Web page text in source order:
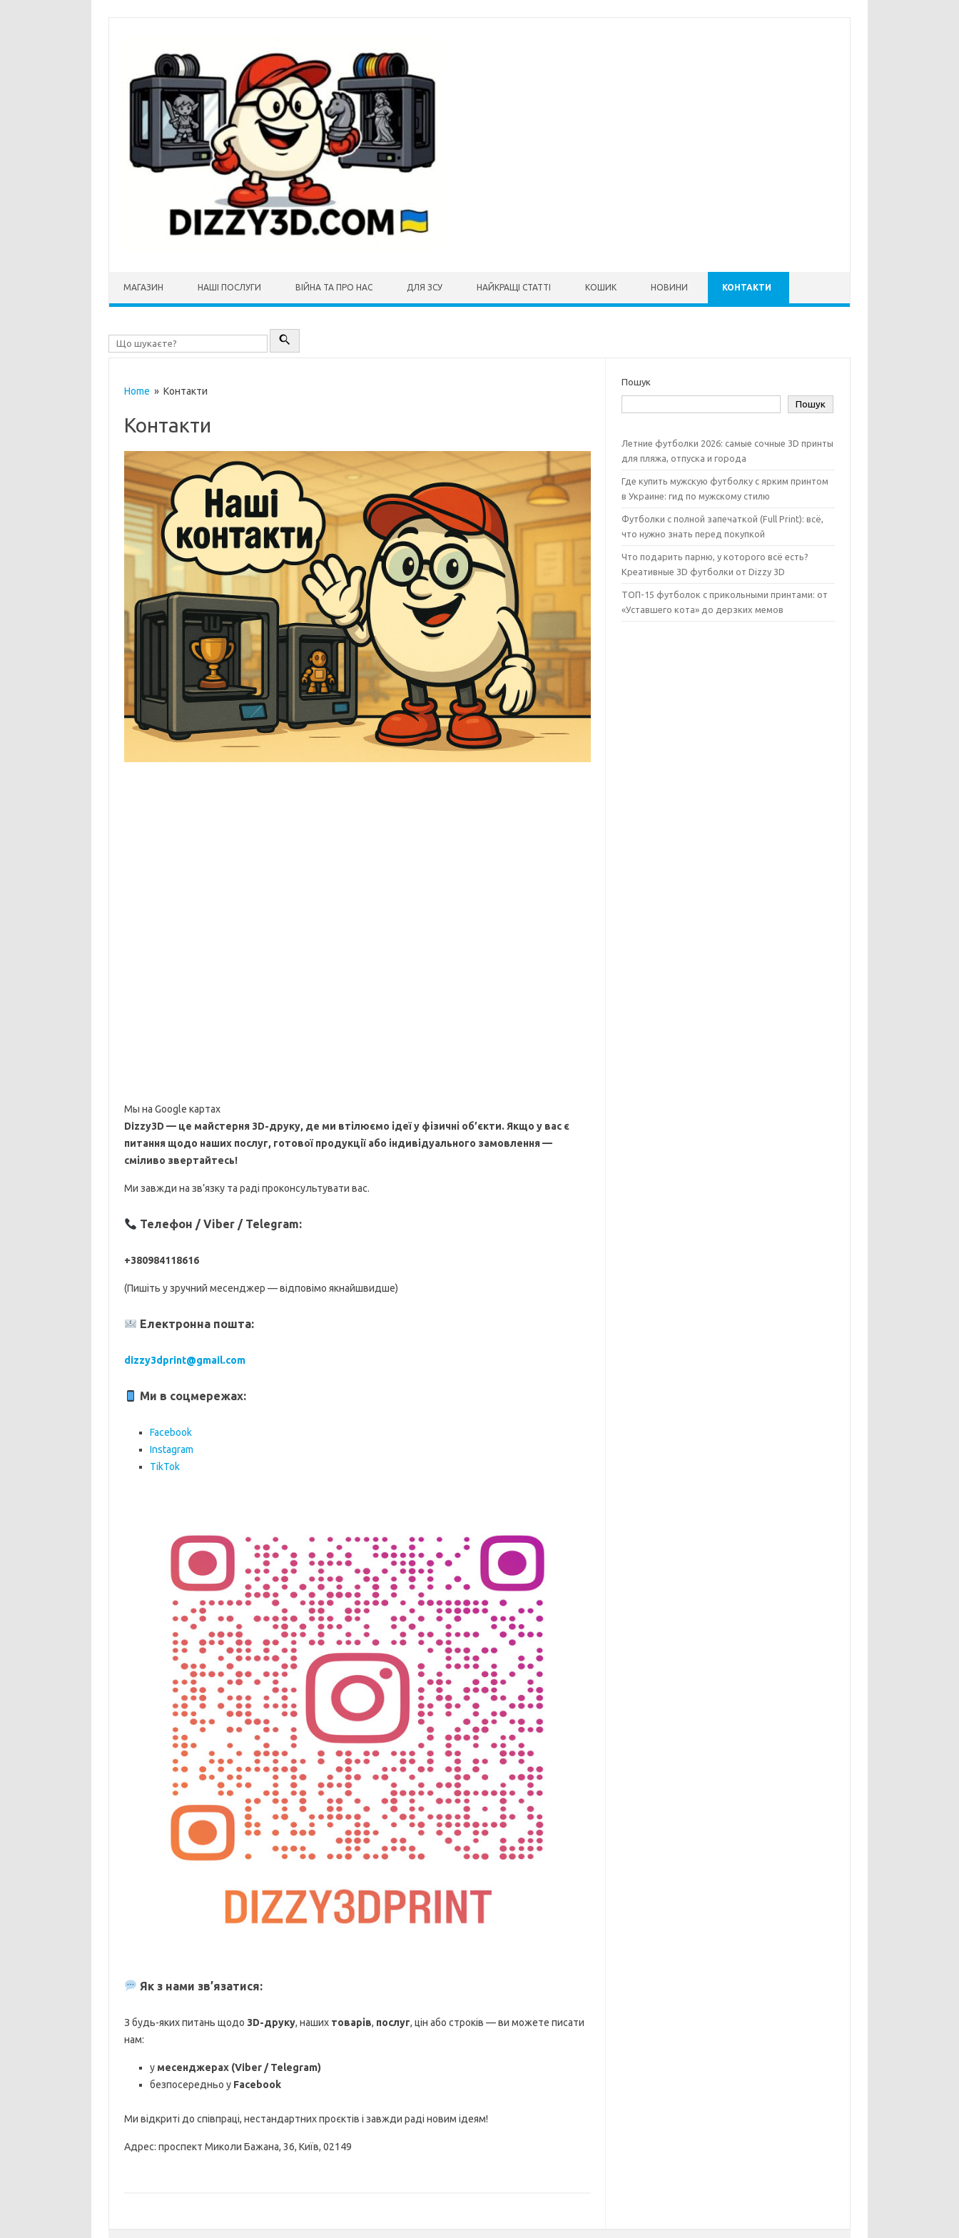
МАГАЗИН НАШI ПОСЛУГИ ВІЙНА ТА ПРО НАС ДЛЯ ЗСУ НАЙКРАЩІ СТАТТІ КОШИК НОВИНИ КОНТАКТИ
Home » Контакти
Контакти
Мы на Google картах
Dizzy3D — це майстерня 3D-друку, де ми втілюємо ідеї у фізичні об’єкти. Якщо у вас є
питання щодо наших послуг, готової продукції або індивідуального замовлення —
сміливо звертайтесь!
Ми завжди на зв’язку та раді проконсультувати вас.
Телефон / Viber / Telegram:
+380984118616
(Пишіть у зручний месенджер — відповімо якнайшвидше)
Електронна пошта:
dizzy3dprint@gmail.com
Ми в соцмережах:
Facebook
Instagram
TikTok
Як з нами зв’язатися:
З будь-яких питань щодо 3D-друку, наших товарів, послуг, цін або строків — ви можете писати
нам:
у месенджерах (Viber / Telegram)
безпосередньо у Facebook
Ми відкриті до співпраці, нестандартних проєктів і завжди раді новим ідеям!
Адрес: проспект Миколи Бажана, 36, Київ, 02149
Пошук
Пошук
Летние футболки 2026: самые сочные 3D принты
для пляжа, отпуска и города
Где купить мужскую футболку с ярким принтом
в Украине: гид по мужскому стилю
Футболки с полной запечаткой (Full Print): всё,
что нужно знать перед покупкой
Что подарить парню, у которого всё есть?
Креативные 3D футболки от Dizzy 3D
ТОП-15 футболок с прикольными принтами: от
«Уставшего кота» до дерзких мемов